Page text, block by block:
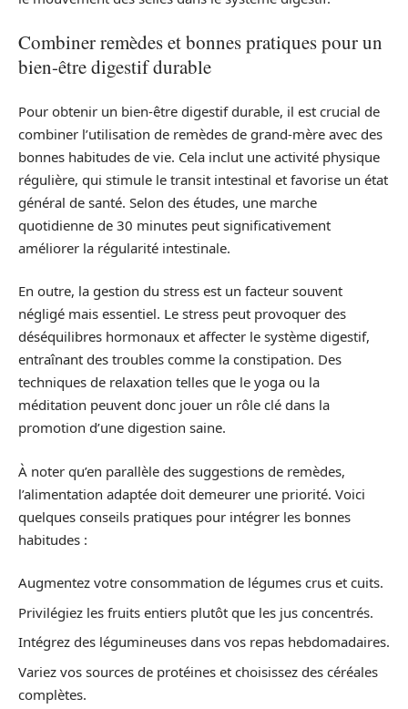
Combiner remèdes et bonnes pratiques pour un
bien-être digestif durable
Pour obtenir un bien-être digestif durable, il est crucial de
combiner l’utilisation de remèdes de grand-mère avec des
bonnes habitudes de vie. Cela inclut une activité physique
régulière, qui stimule le transit intestinal et favorise un état
général de santé. Selon des études, une marche
quotidienne de 30 minutes peut significativement
améliorer la régularité intestinale.
En outre, la gestion du stress est un facteur souvent
négligé mais essentiel. Le stress peut provoquer des
déséquilibres hormonaux et affecter le système digestif,
entraînant des troubles comme la constipation. Des
techniques de relaxation telles que le yoga ou la
méditation peuvent donc jouer un rôle clé dans la
promotion d’une digestion saine.
À noter qu’en parallèle des suggestions de remèdes,
l’alimentation adaptée doit demeurer une priorité. Voici
quelques conseils pratiques pour intégrer les bonnes
habitudes :
Augmentez votre consommation de légumes crus et cuits.
Privilégiez les fruits entiers plutôt que les jus concentrés.
Intégrez des légumineuses dans vos repas hebdomadaires.
Variez vos sources de protéines et choisissez des céréales
complètes.